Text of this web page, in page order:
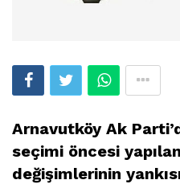
ArnavutköyAk
seçimi öncesi
değişimlerinin